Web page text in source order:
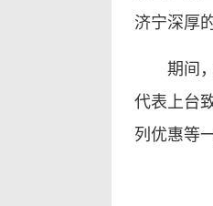
济宁深厚
期间
代表上台
列优惠等